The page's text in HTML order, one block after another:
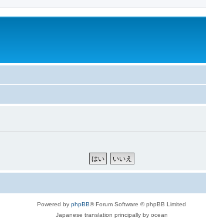
Powered by phpBB® Forum Software © phpBB Limited
Japanese translation principally by ocean